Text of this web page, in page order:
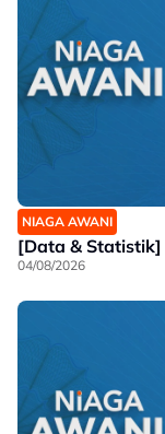
NIAGA AWANI
[Data &
04/08/2026